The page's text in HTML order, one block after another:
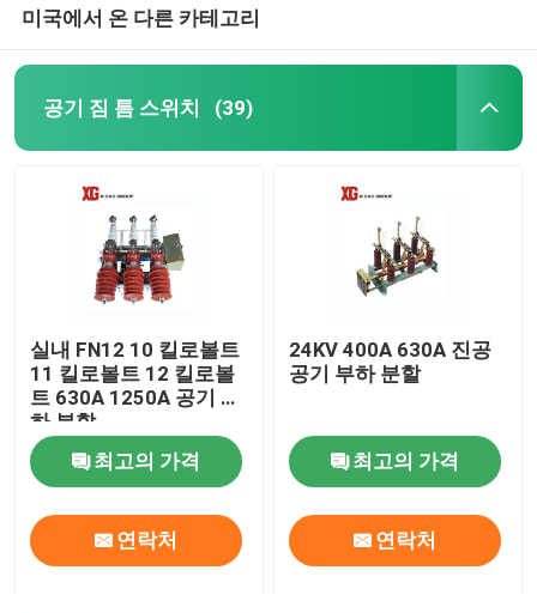
미국에서 온 다른 카테고리
공기 짐 틈 스위치 (39)
실내 FN12 10 킬로볼트
11 킬로볼트 12 킬로볼
트 630A 1250A 공기 부
하 분할
최고의 가격
연락처
24KV 400A 630A 진공
공기 부하 분할
최고의 가격
연락처